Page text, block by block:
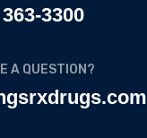
3300
A QUESTION?